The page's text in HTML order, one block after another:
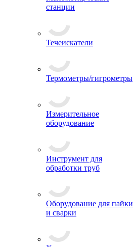
станции
Течеискатели
Термометры/гигрометры
Измерительное
оборудование
Инструмент для
обработки труб
Оборудование для пайки
и сварки